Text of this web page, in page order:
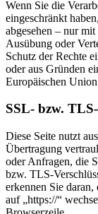
Wenn Sie die
eingeschränkt
abgesehen – nur
Ausübung oder
Schutz der Rechte
oder aus Gründen
Europäischen
SSL- bzw.
Diese Seite nutzt
Übertragung
oder Anfragen, die
bzw. TLS-
erkennen Sie
auf „https://“